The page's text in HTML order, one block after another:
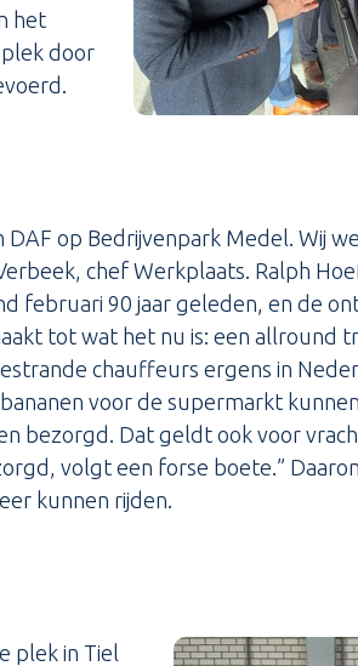
het
door
op Bedrijvenpark Medel. Wij
chef Werkplaats. Ralph
februari 90 jaar geleden, en de
tot wat het nu is: een allround
chauffeurs ergens in
voor de supermarkt
bezorgd. Dat geldt ook voor
volgt een forse boete.”
kunnen rijden.
plek in Tiel